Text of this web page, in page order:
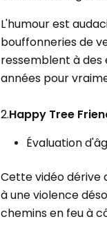
L'humour est
bouffonneries de
ressemblent à des
années pour
2.Happy Tree
Évaluation
Cette vidéo dérive
à une violence
chemins en feu à